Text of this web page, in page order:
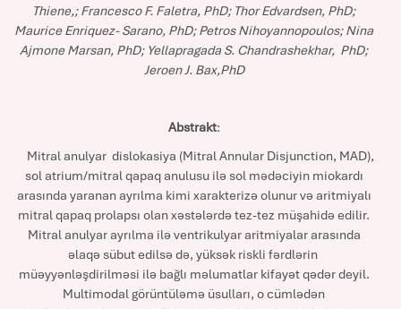
Thiene,; Francesco F. Faletra, PhD; Thor Edvardsen, PhD;
Maurice Enriquez- Sarano, PhD; Petros Nihoyannopoulos; Nina
Ajmone Marsan, PhD; Yellapragada S. Chandrashekhar, PhD;
Jeroen J. Bax,PhD
Abstrakt:
Mitral anulyar dislokasiya (Mitral Annular Disjunction, MAD),
sol atrium/mitral qapaq anulusu ilə sol mədəciyin miokardı
arasında yaranan ayrılma kimi xarakterizə olunur və aritmiyalı
mitral qapaq prolapsı olan xəstələrdə tez-tez müşahidə edilir.
Mitral anulyar ayrılma ilə ventrikulyar aritmiyalar arasında
əlaqə sübut edilsə də, yüksək riskli fərdlərin
müəyyənləşdirilməsi ilə bağlı məlumatlar kifayət qədər deyil.
Multimodal görüntüləmə üsulları, o cümlədən